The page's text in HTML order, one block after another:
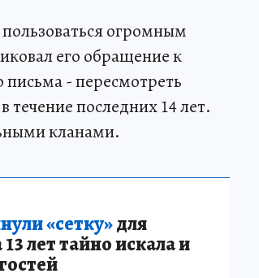
огромным
его обращение к
письма - пересмотреть
течение последних 14 лет.
кланами.
«сетку»для
лет тайно искала и